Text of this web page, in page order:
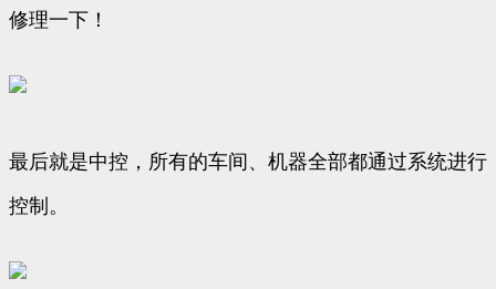
修理一下！
最后就是中控，所有的车间、机器全部都通过系统进行
控制。